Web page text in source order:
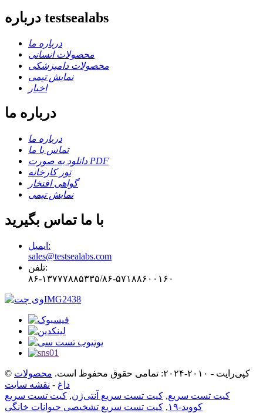
درباره testsealabs
درباره ما
محصولات انسانی
محصولات دامپزشکی
نمایش تیمی
اخبار
درباره ما
درباره ما
تماس با ما
دانلود به صورت PDF
تور کارخانه
گواهی افتخار
نمایش تیمی
با ما تماس بگیرید
ایمیل:
sales@testsealabs.com
تلفن:
۸۶-۱۳۷۷۷۸۸۵۳۳۵/۸۶-۵۷۱۸۸۶۰۰۱۶۰
© کپی‌رایت - ۲۰۱۰-۲۰۲۴: تمامی حقوق محفوظ است.
محصولات
داغ - نقشه سایت
کیت تست سریع, کیت تست سریع آنتی‌ژن, کیت تست سریع
کووید-۱۹
, کیت تست سریع تشخیصی حیوانات خانگی